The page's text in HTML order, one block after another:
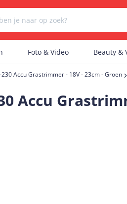
Er zijn geen
Foto & Video Beauty &
Accu Grastrimmer - 18V - 23cm - Groen
Accu